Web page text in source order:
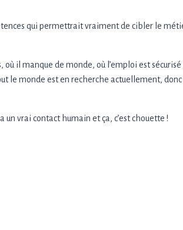
qui permettrait vraiment de cibler le
où il manque de monde, où l’emploi est sécurisé
le monde est en recherche actuellement,
un vrai contact humain et ça, c’est chouette !